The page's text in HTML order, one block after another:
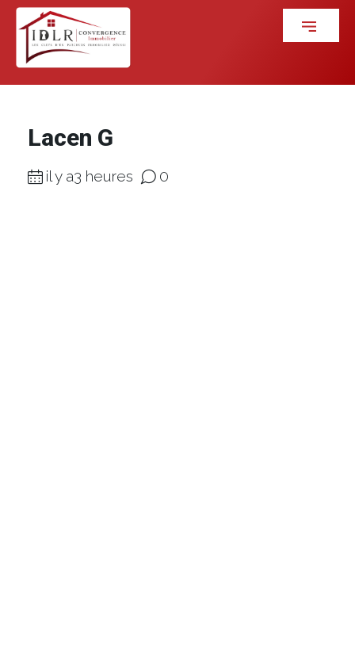
Lacen G
il y a3 heures 0